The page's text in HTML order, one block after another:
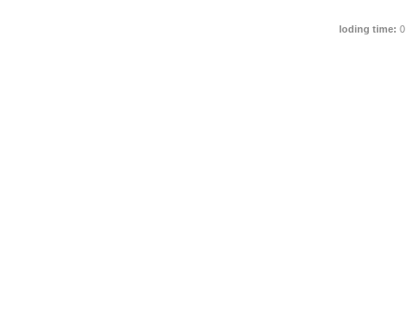
loding time: